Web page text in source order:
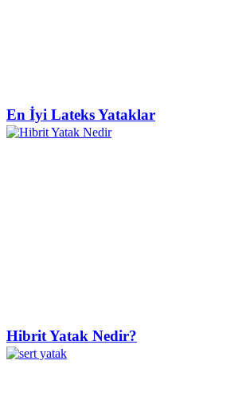
En İyi Lateks Yataklar
Hibrit Yatak Nedir?